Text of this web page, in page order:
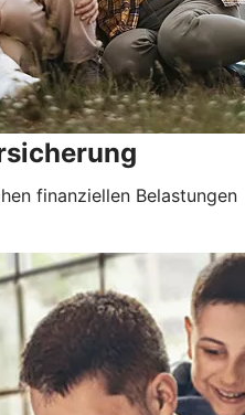
finanziellen Belastungen